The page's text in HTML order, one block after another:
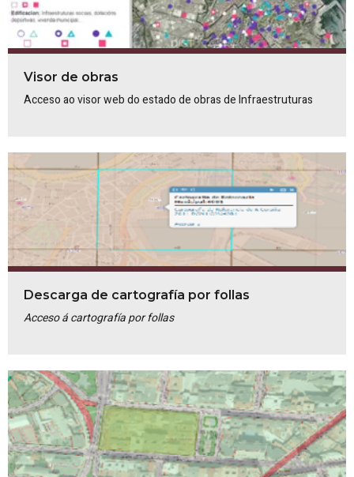
Visor de obras
Acceso ao visor web do estado de obras de Infraestruturas
Descarga de cartografía por follas
Acceso á cartografía por follas